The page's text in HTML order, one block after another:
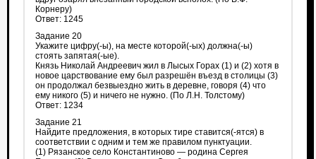
Корнеру)
Ответ: 1245
Задание 20
Укажите цифру(-ы), на месте которой(-ых) должна(-ы)
стоять запятая(-ые).
Князь Николай Андреевич жил в Лысых Горах (1) и (2) хотя в
новое царствование ему был разрешён въезд в столицы (3)
он продолжал безвыездно жить в деревне, говоря (4) что
ему никого (5) и ничего не нужно. (По Л.Н. Толстому)
Ответ: 1234
Задание 21
Найдите предложения, в которых тире ставится(-ятся) в
соответствии с одним и тем же правилом пунктуации.
(1) Рязанское село Константиново — родина Сергея